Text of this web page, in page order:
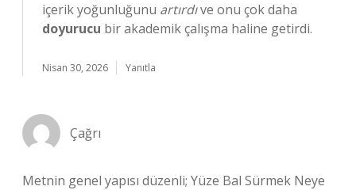
içerik yoğunluğunu artırdıve onu çok daha
doyurucu bir akademik çalışma haline getirdi.
Nisan 30, 2026 Yanıtla
Çağrı
Metnin genel yapısı düzenli; Yüze Bal Sürmek Neye